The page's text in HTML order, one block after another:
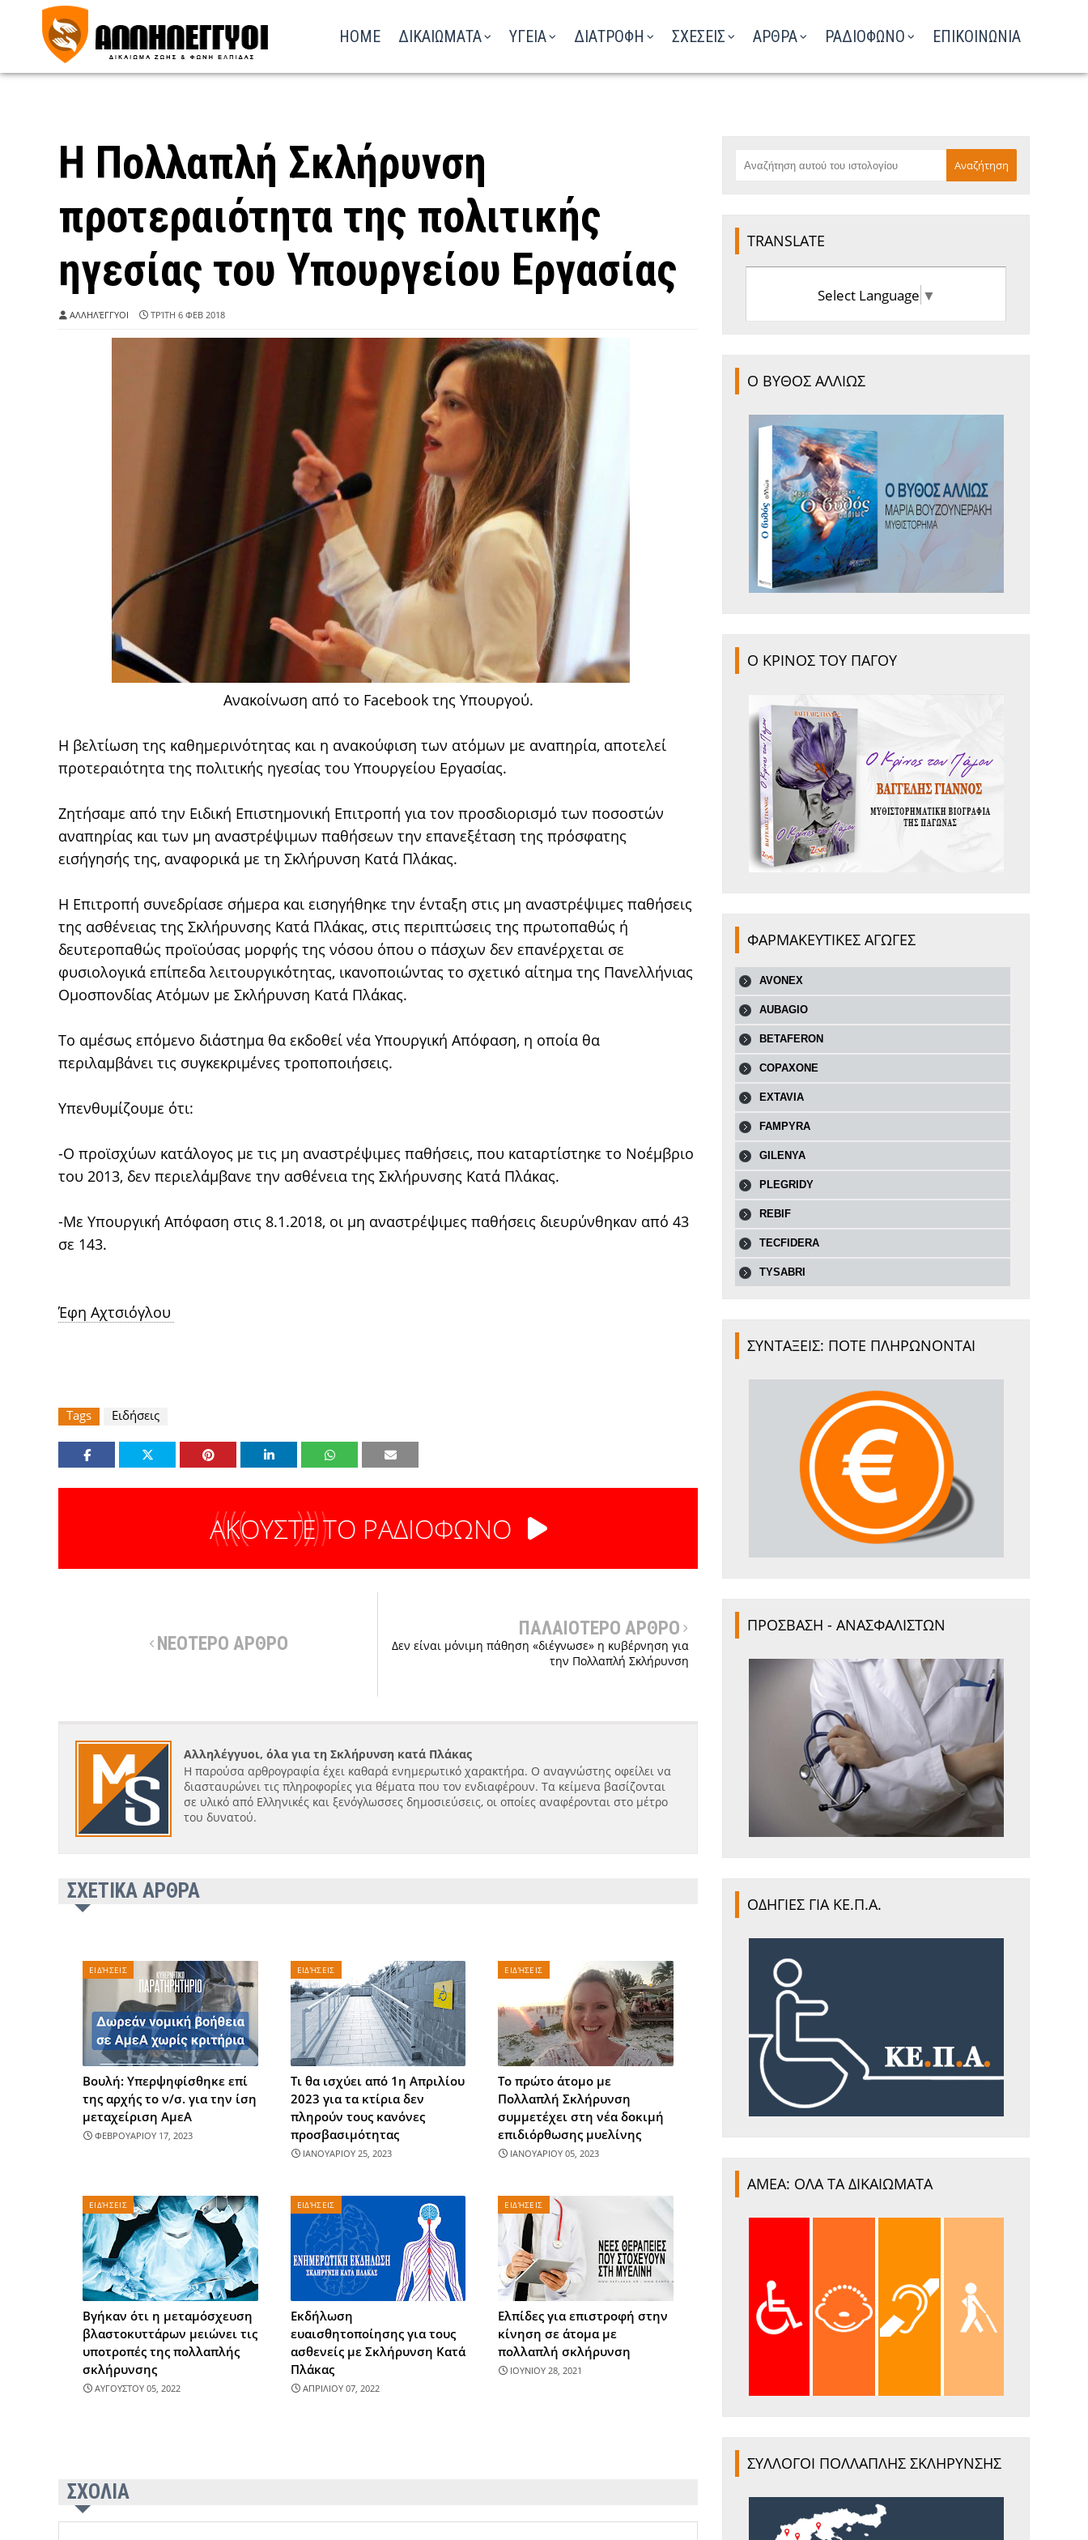
HOME ΔΙΚΑΙΩΜΑΤΑ ΥΓΕΙΑ ΔΙΑΤΡΟΦΗ ΣΧΕΣΕΙΣ ΑΡΘΡΑ ΡΑΔΙΟΦΩΝΟ ΕΠΙΚΟΙΝΩΝΙΑ
ΑΚΟΥΣΤΕ ΤΟ ΡΑΔΙΟΦΩΝΟ
Η Πολλαπλή Σκλήρυνση
προτεραιότητα της πολιτικής
ηγεσίας του Υπουργείου Εργασίας
ΑΛΛΗΛΈΓΓΥΟΙ ΤΡΊΤΗ 6 ΦΕΒ 2018
Ανακοίνωση από το Facebook της Υπουργού.
Η βελτίωση της καθημερινότητας και η ανακούφιση των ατόμων με αναπηρία, αποτελεί
προτεραιότητα της πολιτικής ηγεσίας του Υπουργείου Εργασίας.
Ζητήσαμε από την Ειδική Επιστημονική Επιτροπή για τον προσδιορισμό των ποσοστών
αναπηρίας και των μη αναστρέψιμων παθήσεων την επανεξέταση της πρόσφατης
εισήγησής της, αναφορικά με τη Σκλήρυνση Κατά Πλάκας.
Η Επιτροπή συνεδρίασε σήμερα και εισηγήθηκε την ένταξη στις μη αναστρέψιμες παθήσεις
της ασθένειας της Σκλήρυνσης Κατά Πλάκας, στις περιπτώσεις της πρωτοπαθώς ή
δευτεροπαθώς προϊούσας μορφής της νόσου όπου ο πάσχων δεν επανέρχεται σε
φυσιολογικά επίπεδα λειτουργικότητας, ικανοποιώντας το σχετικό αίτημα της Πανελλήνιας
Ομοσπονδίας Ατόμων με Σκλήρυνση Κατά Πλάκας.
Το αμέσως επόμενο διάστημα θα εκδοθεί νέα Υπουργική Απόφαση, η οποία θα
περιλαμβάνει τις συγκεκριμένες τροποποιήσεις.
Υπενθυμίζουμε ότι:
-Ο προϊσχύων κατάλογος με τις μη αναστρέψιμες παθήσεις, που καταρτίστηκε το Νοέμβριο
του 2013, δεν περιελάμβανε την ασθένεια της Σκλήρυνσης Κατά Πλάκας.
-Με Υπουργική Απόφαση στις 8.1.2018, οι μη αναστρέψιμες παθήσεις διευρύνθηκαν από 43
σε 143.
Έφη Αχτσιόγλου
Tags Ειδήσεις
ΑΚΟΥΣΤΕ ΤΟ ΡΑΔΙΟΦΩΝΟ
ΝΕΟΤΕΡΟ ΑΡΘΡΟ
ΠΑΛΑΙΟΤΕΡΟ ΑΡΘΡΟ
Δεν είναι μόνιμη πάθηση «διέγνωσε» η κυβέρνηση για
την Πολλαπλή Σκλήρυνση
Αλληλέγγυοι, όλα για τη Σκλήρυνση κατά Πλάκας
Η παρούσα αρθρογραφία έχει καθαρά ενημερωτικό χαρακτήρα. Ο αναγνώστης οφείλει να
διασταυρώνει τις πληροφορίες για θέματα που τον ενδιαφέρουν. Τα κείμενα βασίζονται
σε υλικό από Ελληνικές και ξενόγλωσσες δημοσιεύσεις, οι οποίες αναφέρονται στο μέτρο
του δυνατού.
ΣΧΕΤΙΚΑ ΑΡΘΡΑ
ΕΙΔΉΣΕΙΣ
Βουλή: Υπερψηφίσθηκε επί
της αρχής το ν/σ. για την ίση
μεταχείριση ΑμεΑ
ΦΕΒΡΟΥΑΡΙΟΥ 17, 2023
ΕΙΔΉΣΕΙΣ
Τι θα ισχύει από 1η Απριλίου
2023 για τα κτίρια δεν
πληρούν τους κανόνες
προσβασιμότητας
ΙΑΝΟΥΑΡΙΟΥ 25, 2023
ΕΙΔΉΣΕΙΣ
Το πρώτο άτομο με
Πολλαπλή Σκλήρυνση
συμμετέχει στη νέα δοκιμή
επιδιόρθωσης μυελίνης
ΙΑΝΟΥΑΡΙΟΥ 05, 2023
ΕΙΔΉΣΕΙΣ
Βγήκαν ότι η μεταμόσχευση
βλαστοκυττάρων μειώνει τις
υποτροπές της πολλαπλής
σκλήρυνσης
ΑΥΓΟΥΣΤΟΥ 05, 2022
ΕΙΔΉΣΕΙΣ
Εκδήλωση
ευαισθητοποίησης για τους
ασθενείς με Σκλήρυνση Κατά
Πλάκας
ΑΠΡΙΛΙΟΥ 07, 2022
ΕΙΔΉΣΕΙΣ
Ελπίδες για επιστροφή στην
κίνηση σε άτομα με
πολλαπλή σκλήρυνση
ΙΟΥΝΙΟΥ 28, 2021
ΣΧΟΛΙΑ
TRANSLATE
Select Language ▼
Ο ΒΥΘΟΣ ΑΛΛΙΩΣ
Ο ΚΡΙΝΟΣ ΤΟΥ ΠΑΓΟΥ
ΦΑΡΜΑΚΕΥΤΙΚΕΣ ΑΓΩΓΕΣ
AVONEX
AUBAGIO
BETAFERON
COPAXONE
EXTAVIA
FAMPYRA
GILENYA
PLEGRIDY
REBIF
TECFIDERA
TYSABRI
ΣΥΝΤΑΞΕΙΣ: ΠΟΤΕ ΠΛΗΡΩΝΟΝΤΑΙ
ΠΡΟΣΒΑΣΗ - ΑΝΑΣΦΑΛΙΣΤΩΝ
ΟΔΗΓΙΕΣ ΓΙΑ ΚΕ.Π.Α.
ΑΜΕΑ: ΟΛΑ ΤΑ ΔΙΚΑΙΩΜΑΤΑ
ΣΥΛΛΟΓΟΙ ΠΟΛΛΑΠΛΗΣ ΣΚΛΗΡΥΝΣΗΣ